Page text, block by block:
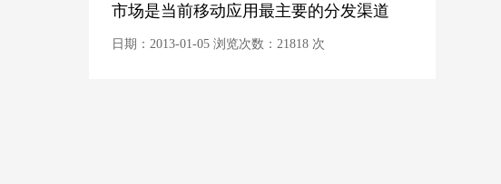
市场是当前移动应用最主要的分发渠道
日期：2013-01-05 浏览次数：21818 次